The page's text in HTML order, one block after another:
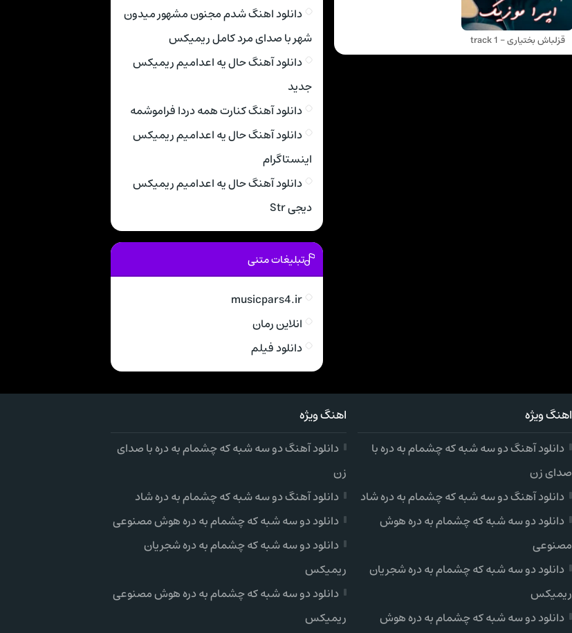
قزلباش بختیاری - track 1
دانلود اهنگ شدم مجنون مشهور میدون
شهر با صدای مرد کامل ریمیکس
دانلود آهنگ حال یه اعدامیم ریمیکس
جدید
دانلود آهنگ کنارت همه دردا فراموشمه
دانلود آهنگ حال یه اعدامیم ریمیکس
اینستاگرام
دانلود آهنگ حال یه اعدامیم ریمیکس
دیجی Str
تبلیغات متنی
musicpars4.ir
انلاین رمان
دانلود فیلم
اهنگ ویژه
دانلود آهنگ دو سه شبه که چشمام به دره با
صدای زن
دانلود آهنگ دو سه شبه که چشمام به دره شاد
دانلود دو سه شبه که چشمام به دره هوش
مصنوعی
دانلود دو سه شبه که چشمام به دره شجریان
ریمیکس
دانلود دو سه شبه که چشمام به دره هوش
اهنگ ویژه
دانلود آهنگ دو سه شبه که چشمام به دره با صدای
زن
دانلود آهنگ دو سه شبه که چشمام به دره شاد
دانلود دو سه شبه که چشمام به دره هوش مصنوعی
دانلود دو سه شبه که چشمام به دره شجریان
ریمیکس
دانلود دو سه شبه که چشمام به دره هوش مصنوعی
ریمیکس